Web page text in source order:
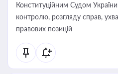
Конституційним Судом
контролю, розгляду справ,
правових позицій